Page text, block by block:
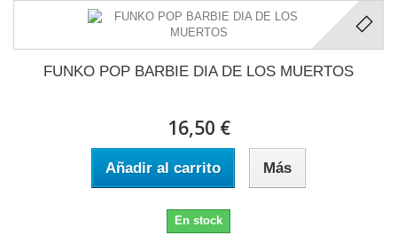
FUNKO POP BARBIE DIA DE LOS MUERTOS
16,50 €
Añadir al carrito Más
En stock